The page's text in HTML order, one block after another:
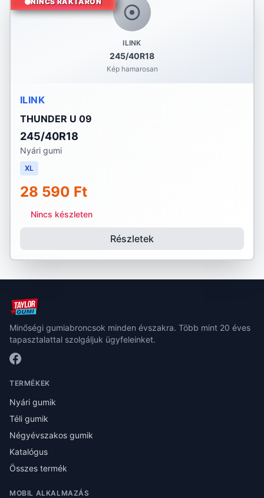
ILINK
245/40R18
Kép hamarosan
ILINK
THUNDER U 09
245/40R18
Nyári gumi
XL
28 590 Ft
Nincs készleten
Részletek
Minőségi gumiabroncsok minden évszakra. Több mint 20 éves
tapasztalattal szolgáljuk ügyfeleinket.
TERMÉKEK
Nyári gumik
Téli gumik
Négyévszakos gumik
Katalógus
Összes termék
MOBIL ALKALMAZÁS